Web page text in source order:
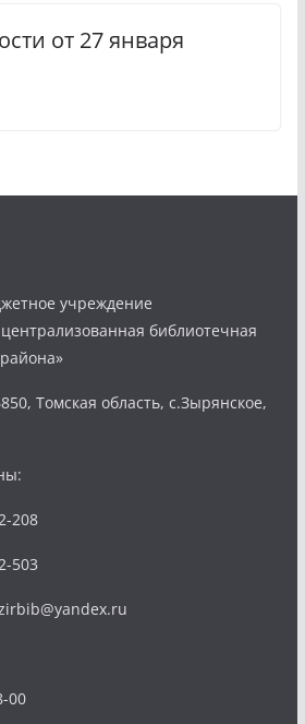
от 27 января
учреждение
библиотечная
Томская область, с.Зырянское,
208
503
00